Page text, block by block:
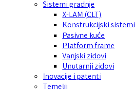
Sistemi gradnje
X-LAM (CLT)
Konstrukcijski sistemi
Pasivne kuće
Platform frame
Vanjski zidovi
Unutarnji zidovi
Inovacije i patenti
Temelji